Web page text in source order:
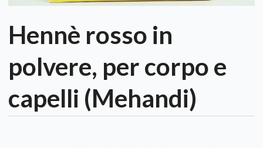
Hennè rosso in
polvere, per corpo e
capelli (Mehandi)